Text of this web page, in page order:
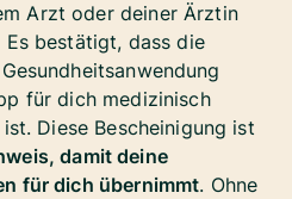
Arzt oder deiner Ärztin
Es bestätigt, dass die
für dich medizinisch
Diese Bescheinigung ist
damit deine
für dich übernimmt. Ohne